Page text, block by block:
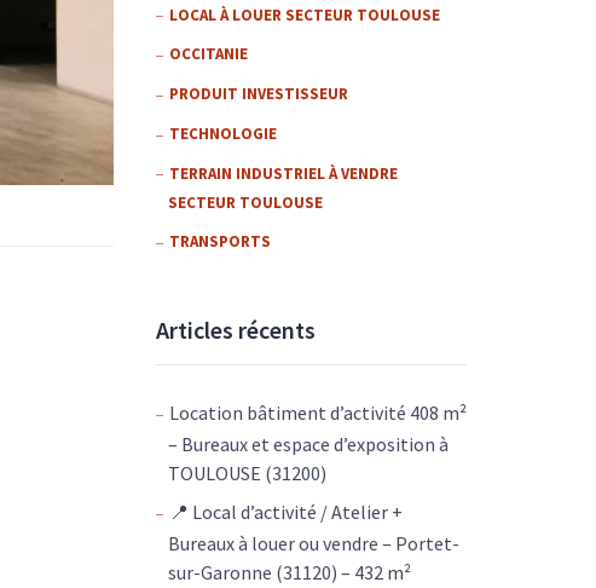
LOCAL À LOUER SECTEUR TOULOUSE
OCCITANIE
PRODUIT INVESTISSEUR
TECHNOLOGIE
TERRAIN INDUSTRIEL À VENDRE
SECTEUR TOULOUSE
TRANSPORTS
Articles récents
Location bâtiment d’activité 408 m²
– Bureaux et espace d’exposition à
TOULOUSE (31200)
📍 Local d’activité / Atelier +
Bureaux à louer ou vendre – Portet-
sur-Garonne (31120) – 432 m²